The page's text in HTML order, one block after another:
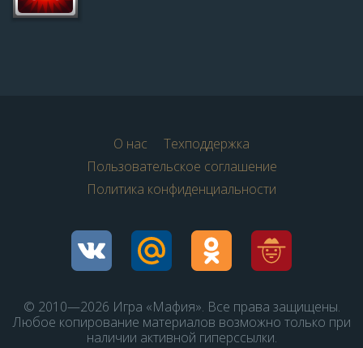
О нас
Техподдержка
Пользовательское соглашение
Политика конфиденциальности
© 2010—2026 Игра «Мафия». Все права защищены.
Любое копирование материалов возможно только при
наличии активной гиперссылки.